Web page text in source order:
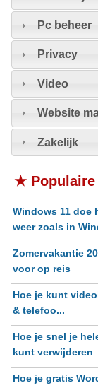
Pc beheer
Privacy
Video
Website
Zakelijk
★
Windows 11 doe
weer zoals in
Zomervakantie
voor op reis
Hoe je kunt
& telefoo...
Hoe je snel je
kunt verwijderen
Hoe je gratis